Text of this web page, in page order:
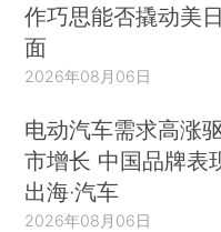
作巧思能否撬动美
面
2026年08月06日
电动汽车需求高涨
市增长 中国品牌表
出海·汽车
2026年08月06日